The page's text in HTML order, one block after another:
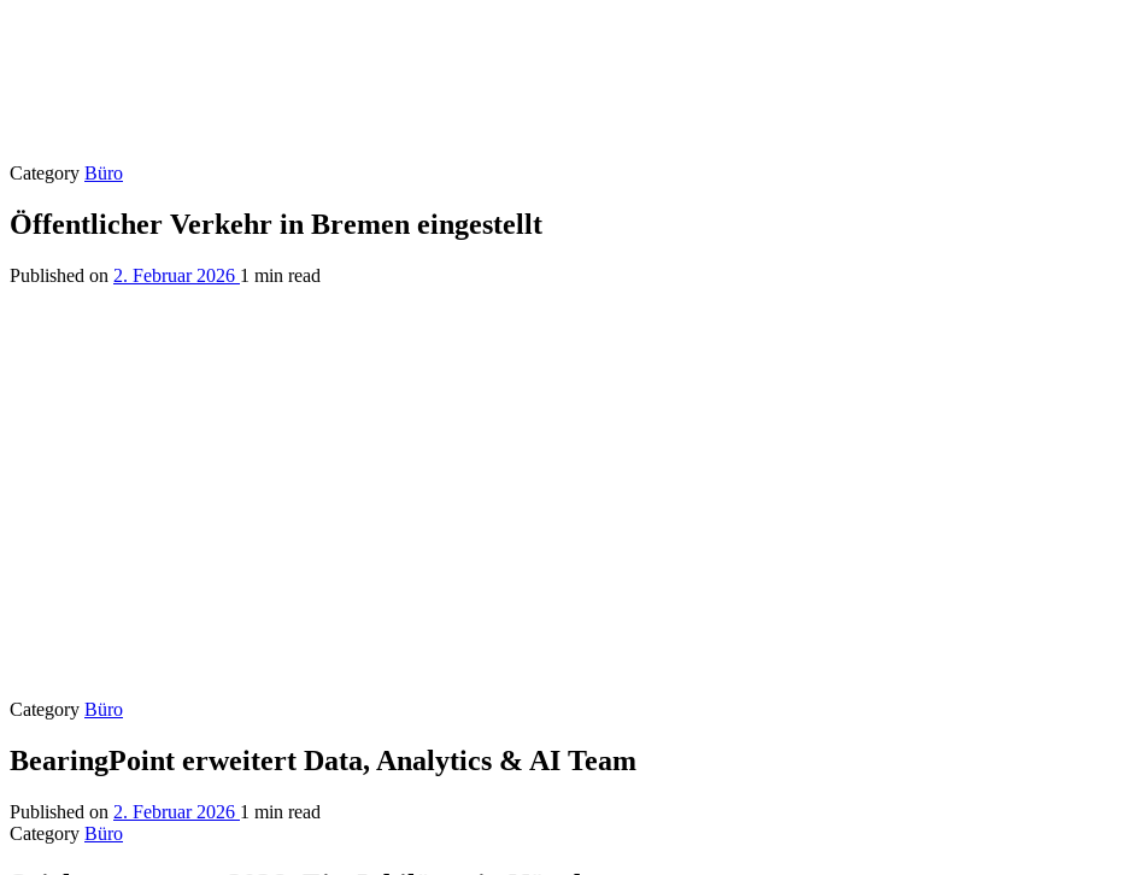
Category Büro
Öffentlicher Verkehr in Bremen eingestellt
Published on 2. Februar 2026 1 min read
Category Büro
BearingPoint erweitert Data, Analytics & AI Team
Published on 2. Februar 2026 1 min read
Category Büro